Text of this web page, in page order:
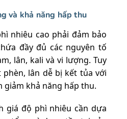
và khả năng hấp thu
nhiêu cao phải đảm bảo
đầy đủ các nguyên tố
lân, kali và vi lượng. Tuy
lân dễ bị kết tủa với
giảm khả năng hấp thu.
giá độ phì nhiêu cần dựa